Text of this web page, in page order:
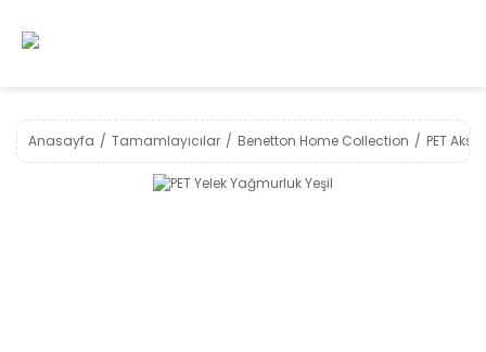
Anasayfa Tamamlayıcılar Benetton Home Collection PET